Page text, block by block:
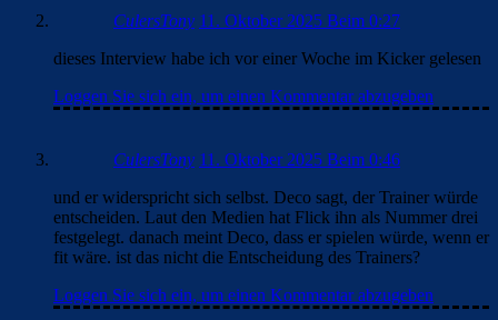
sein katalanisches Ehrenwort gibt, dass man mich registrieren
Loggen Sie sich ein, um einen Kommentar abzugeben
dieses Interview habe ich vor einer Woche im Kicker gelesen
Loggen Sie sich ein, um einen Kommentar abzugeben
11. Oktober 2025 Beim 0:46
und er widerspricht sich selbst. Deco sagt, der Trainer würde